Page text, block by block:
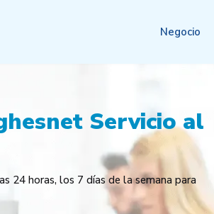
Negocio
Servicio al
24 horas, los 7 días de la semana para